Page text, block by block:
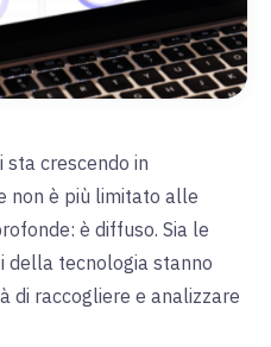
crescendo in
non è più limitato alle
è diffuso. Sia le
della tecnologia stanno
di raccogliere e analizzare